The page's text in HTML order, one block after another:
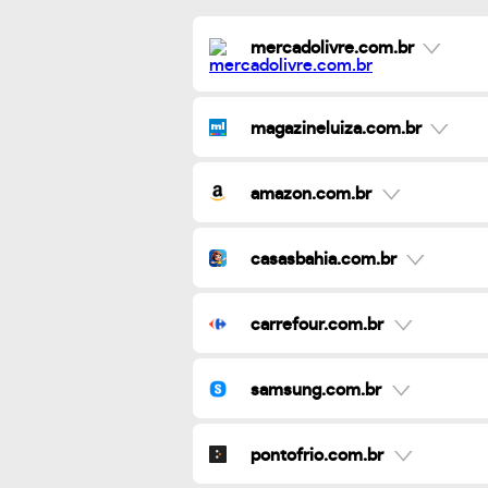
mercadolivre.com.br
magazineluiza.com.br
amazon.com.br
casasbahia.com.br
carrefour.com.br
samsung.com.br
pontofrio.com.br